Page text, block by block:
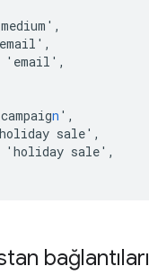
,
,
'email' ,
n ' ,
sale' ,
'holiday sale' ,
bağlantıları